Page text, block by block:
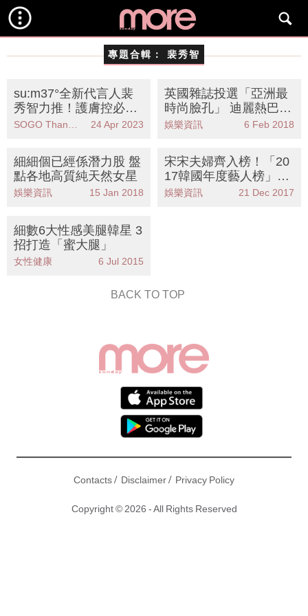
專題合輯： 裴秀智
su:m37°全新代言人裴
秀智力推！護膚控必入
手SOGO感謝祭大熱人
24 Apr 2023
英國雜誌投選「亞洲最
時尚臉孔」 迪麗熱巴第
一！香港女星只得一個
娛樂資訊 6 Feb 2018
細細個已經係潛力股 盤
點各地高質純天然女星
娛樂資訊 15 Jan 2018
宋宋夫婦齊入榜！「20
17韓國年度藝人榜」出
爐
娛樂資訊 21 Dec 2017
細數6大性感美腿韓星 3
招打造「蜜大腿」
女性健康 6 Jul 2015
BACK TO TOP
Contacts/ Disclaimer/ Privacy Policy
Copyright © 2026 - All Rights Reserved